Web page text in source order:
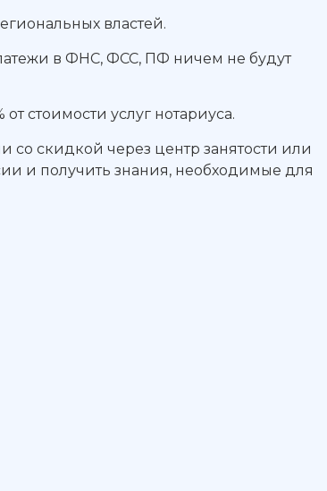
властей.
в ФНС, ФСС, ПФ ничем не будут
стоимости услуг нотариуса.
скидкой через центр занятости или
и получить знания, необходимые для